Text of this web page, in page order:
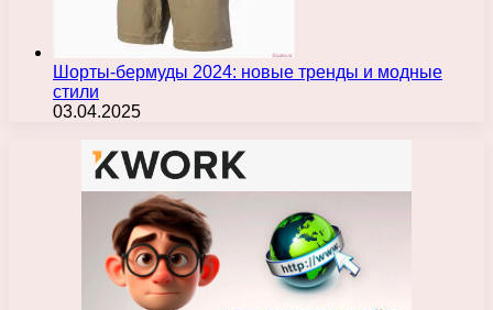
Шорты-бермуды 2024: новые тренды и модные
стили
03.04.2025